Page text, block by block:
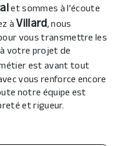
et sommes à l’écoute
àVillard, nous
vous transmettre les
votre projet de
est avant tout
vous renforce encore
notre équipe est
et rigueur.